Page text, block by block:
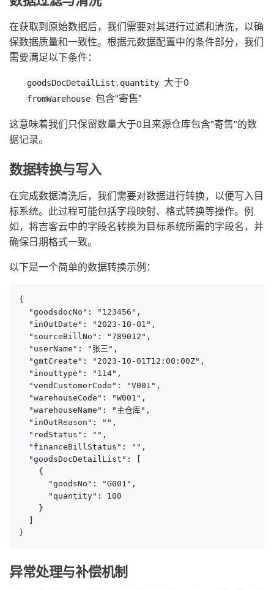
在获取到原始数据后，我们需要对其进行过滤和清洗，以确
保数据质量和一致性。根据元数据配置中的条件部分，我们
需要满足以下条件：
goodsDocDetailList.quantity 大于0
fromWarehouse 包含"寄售"
这意味着我们只保留数量大于0且来源仓库包含"寄售"的数
据记录。
数据转换与写入
在完成数据清洗后，我们需要对数据进行转换，以便写入目
标系统。此过程可能包括字段映射、格式转换等操作。例
如，将吉客云中的字段名转换为目标系统所需的字段名，并
确保日期格式一致。
以下是一个简单的数据转换示例：
{
  "goodsdocNo": "123456",
  "inOutDate": "2023-10-01",
  "sourceBillNo": "789012",
  "userName": "张三",
  "gmtCreate": "2023-10-01T12:00:00Z",
  "inouttype": "114",
  "vendCustomerCode": "V001",
  "warehouseCode": "W001",
  "warehouseName": "主仓库",
  "inOutReason": "",
  "redStatus": "",
  "financeBillStatus": "",
  "goodsDocDetailList": [
    {
      "goodsNo": "G001",
      "quantity": 100
    }
}
异常处理与补偿机制